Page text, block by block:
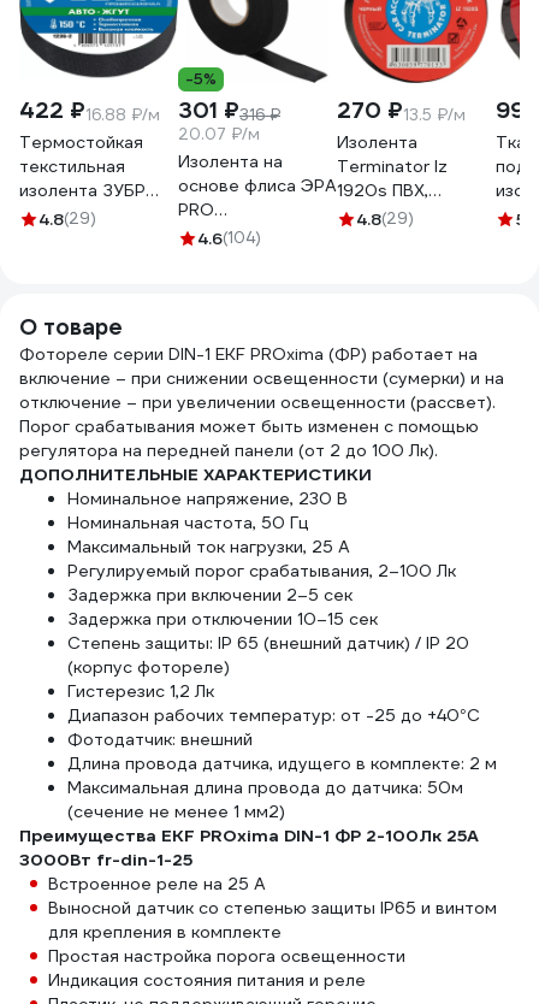
422 ₽16.88 ₽/м
Термостойкая
текстильная
изолента ЗУБР
Авто-Жгут 19 мм х
4.8(29)
-5%
301 ₽316 ₽
20.07 ₽/м
Изолента на
основе флиса ЭРА
PRO
PROFLEEC1915 19
4.6(104)
270 ₽13.5 ₽/м
Изолента
Terminator Iz
1920s ПВХ,
черная,
4.8(29) 5
О товаре
Фотореле серии DIN-1 EKF PROxima (ФР) работает на
включение – при снижении освещенности (сумерки) и на
отключение – при увеличении освещенности (рассвет).
Порог срабатывания может быть изменен с помощью
регулятора на передней панели (от 2 до 100 Лк).
ДОПОЛНИТЕЛЬНЫЕ ХАРАКТЕРИСТИКИ
Номинальное напряжение, 230 В
Номинальная частота, 50 Гц
Максимальный ток нагрузки, 25 А
Регулируемый порог срабатывания, 2–100 Лк
Задержка при включении 2–5 сек
Задержка при отключении 10–15 сек
Степень защиты: IP 65 (внешний датчик) / IP 20
(корпус фотореле)
Гистерезис 1,2 Лк
Диапазон рабочих температур: от -25 до +40°С
Фотодатчик: внешний
Длина провода датчика, идущего в комплекте: 2 м
Максимальная длина провода до датчика: 50м
(сечение не менее 1 мм2)
Преимущества EKF PROxima DIN-1 ФР 2-100Лк 25А
3000Вт fr-din-1-25
Встроенное реле на 25 А
Выносной датчик со степенью защиты IP65 и винтом
для крепления в комплекте
Простая настройка порога освещенности
Индикация состояния питания и реле